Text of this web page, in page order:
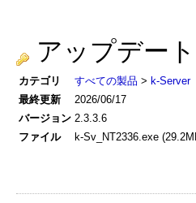
アップデー
カテゴリ すべての製品 > k-Server
最終更新
2026/06/17
バージョン 2.3.3.6
ファイル
k-Sv_NT2336.exe